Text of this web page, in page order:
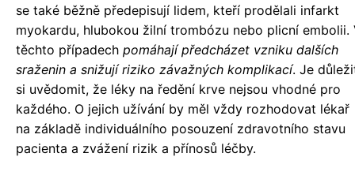
se také běžně předepisují lidem, kteří prodělali infarkt
myokardu, hlubokou žilní trombózu nebo plicní embolii.
těchto případech pomáhají předcházet vzniku dalších
sraženin a snižují riziko závažných komplikací. Je
si uvědomit, že léky na ředění krve nejsou vhodné pro
každého. O jejich užívání by měl vždy rozhodovat lékař
na základě individuálního posouzení zdravotního stavu
pacienta a zvážení rizik a přínosů léčby.